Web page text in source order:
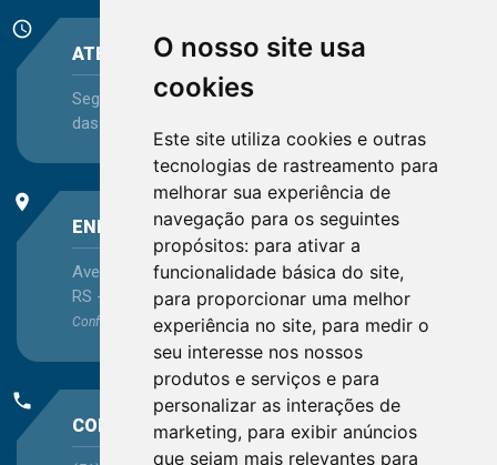
O nosso site usa
cookies
Este site utiliza cookies e outras
tecnologias de rastreamento para
melhorar sua experiência de
navegação para os seguintes
propósitos: para ativar a
funcionalidade básica do site,
para proporcionar uma melhor
experiência no site, para medir o
seu interesse nos nossos
produtos e serviços e para
personalizar as interações de
marketing, para exibir anúncios
que sejam mais relevantes para
schedule
ATENDIMENTO
Segunda-feira a Sexta-feira - das 08:30 às 12:15 e
das 13:30 às 16:45
place
ENDEREÇO
Avenida Itaqui, 45, Bairro Petrópolis, Porto Alegre -
RS - CEP 90460-140
Confira as demaislocalizações no Estado
phone
CONTATO